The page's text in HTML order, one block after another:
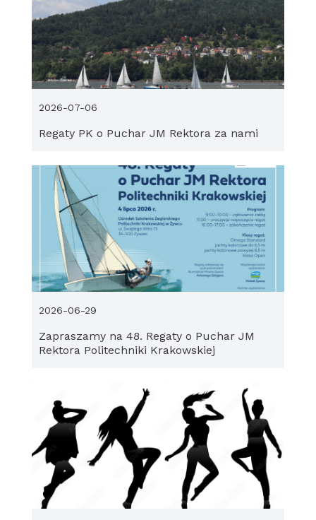
Regaty PK o Puchar JM Rektora za nami
2026-07-06
Zapraszamy na 48. Regaty o Puchar JM
Rektora Politechniki Krakowskiej
2026-06-29